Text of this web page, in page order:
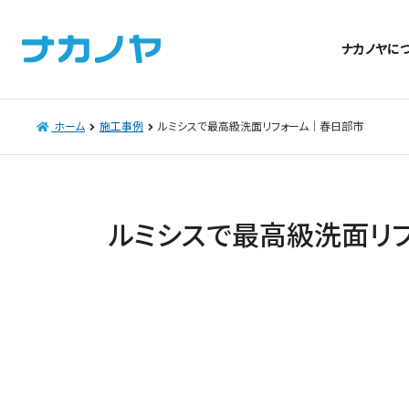
ナカノヤに
ホーム 施工事例 ルミシスで最高級洗面リフォーム｜春日部市
ルミシスで最高級洗面リ